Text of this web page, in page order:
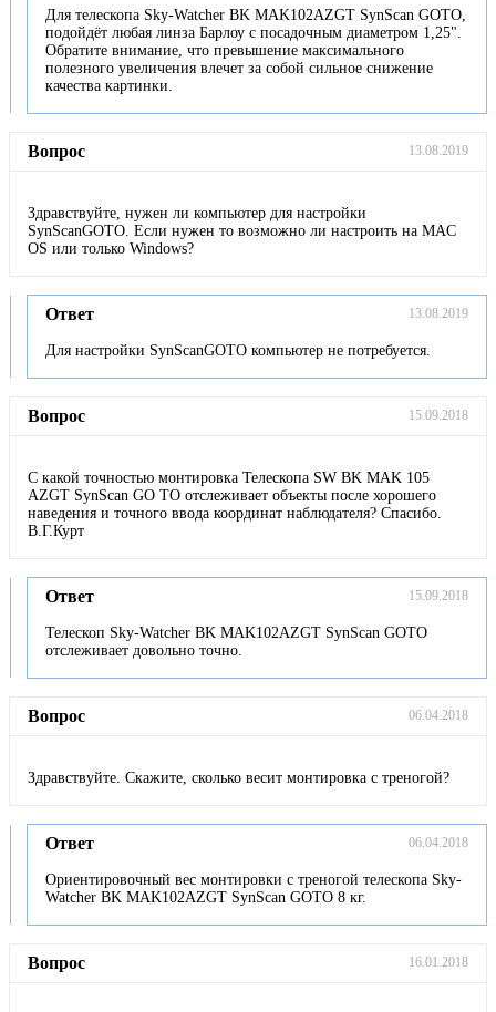
Для телескопа Sky-Watcher BK MAK102AZGT SynScan GOTO,
подойдёт любая линза Барлоу с посадочным диаметром 1,25".
Обратите внимание, что превышение максимального
полезного увеличения влечет за собой сильное снижение
качества картинки.
Вопрос 13.08.2019
Здравствуйте, нужен ли компьютер для настройки
SynScanGOTO. Если нужен то возможно ли настроить на МAC
OS или только Windows?
Ответ 13.08.2019
Для настройки SynScanGOTO компьютер не потребуется.
Вопрос 15.09.2018
С какой точностью монтировка Телескопа SW BK MAK 105
AZGT SynScan GO TO отслеживает объекты после хорошего
наведения и точного ввода координат наблюдателя? Спасибо.
В.Г.Курт
Ответ 15.09.2018
Телескоп Sky-Watcher BK MAK102AZGT SynScan GOTO
отслеживает довольно точно.
Вопрос 06.04.2018
Здравствуйте. Скажите, сколько весит монтировка с треногой?
Ответ 06.04.2018
Ориентировочный вес монтировки с треногой телескопа Sky-
Watcher BK MAK102AZGT SynScan GOTO 8 кг.
Вопрос 16.01.2018